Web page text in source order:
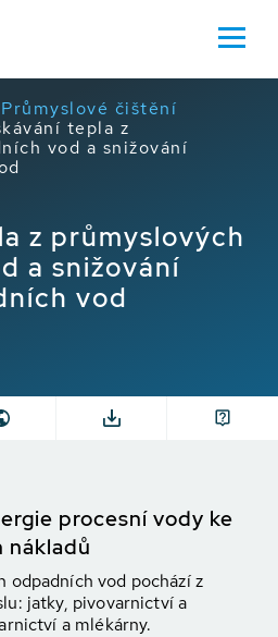
Průmyslové čištění
tepla z
vod a snižování
z průmyslových
a snižování
vod
procesní vody ke
nákladů
odpadních vod pochází z
jatky, pivovarnictví a
a mlékárny.